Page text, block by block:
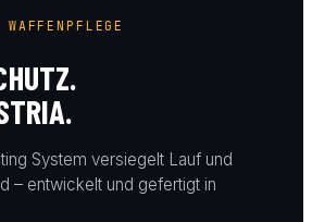
System versiegelt Lauf und
– entwickelt und gefertigt in